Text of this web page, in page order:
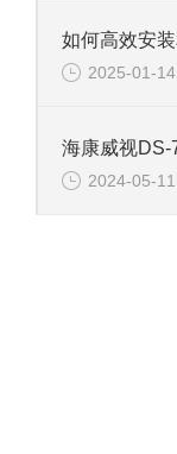
2025-01-14
2024-05-11